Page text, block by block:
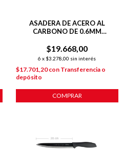
ASADERA DE ACERO AL
CARBONO DE 0.6MM
$19.668,00
6 x $3.278,00 sin interés
$17.701,20con Transferencia o
depósito
COMPRAR